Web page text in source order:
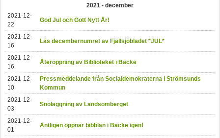
2021 - december
2021-12-
22
God Jul och Gott Nytt År!
2021-12-
16
Läs decembernumret av Fjällsjöbladet *JUL*
2021-12-
16
Återöppning av Biblioteket i Backe
2021-12-
10
Pressmeddelande från Socialdemokraterna i Strömsunds
Kommun
2021-12-
03
Snöläggning av Landsomberget
2021-12-
01
Äntligen öppnar bibblan i Backe igen!